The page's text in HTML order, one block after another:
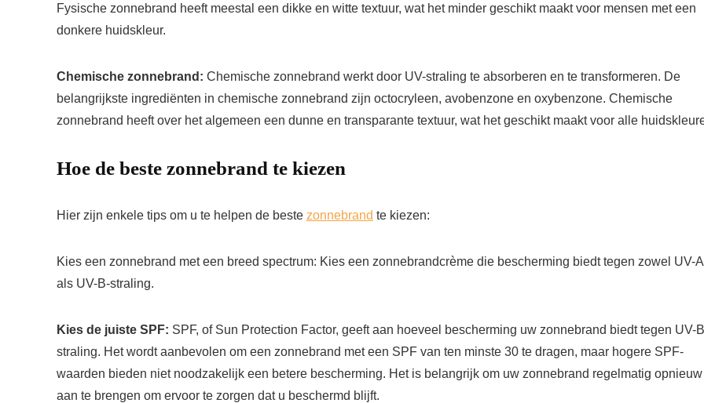
Fysische zonnebrand heeft meestal een dikke en witte textuur, wat het minder geschikt maakt voor mensen met een
donkere huidskleur.
Chemische zonnebrand: Chemische zonnebrand werkt door UV-straling te absorberen en te transformeren. De
belangrijkste ingrediënten in chemische zonnebrand zijn octocryleen, avobenzone en oxybenzone. Chemische
zonnebrand heeft over het algemeen een dunne en transparante textuur, wat het geschikt maakt voor alle
Hoe de beste zonnebrand te kiezen
Hier zijn enkele tips om u te helpen de beste zonnebrand te kiezen:
Kies een zonnebrand met een breed spectrum: Kies een zonnebrandcrème die bescherming biedt tegen zowel UV-
als UV-B-straling.
Kies de juiste SPF: SPF, of Sun Protection Factor, geeft aan hoeveel bescherming uw zonnebrand biedt tegen UV-
straling. Het wordt aanbevolen om een ​​zonnebrand met een SPF van ten minste 30 te dragen, maar hogere SPF-
waarden bieden niet noodzakelijk een betere bescherming. Het is belangrijk om uw zonnebrand regelmatig opnieuw
aan te brengen om ervoor te zorgen dat u beschermd blijft.